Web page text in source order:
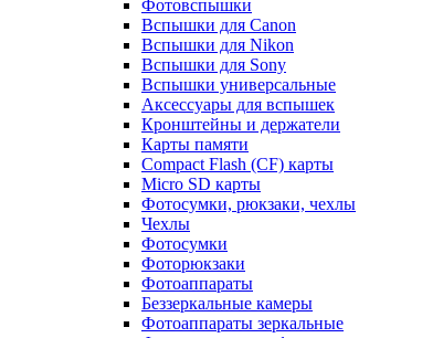
Фотовспышки
Вспышки для Canon
Вспышки для Nikon
Вспышки для Sony
Вспышки универсальные
Аксесcуары для вспышек
Кронштейны и держатели
Карты памяти
Compact Flash (CF) карты
Micro SD карты
Фотосумки, рюкзаки, чехлы
Чехлы
Фотосумки
Фоторюкзаки
Фотоаппараты
Беззеркальные камеры
Фотоаппараты зеркальные